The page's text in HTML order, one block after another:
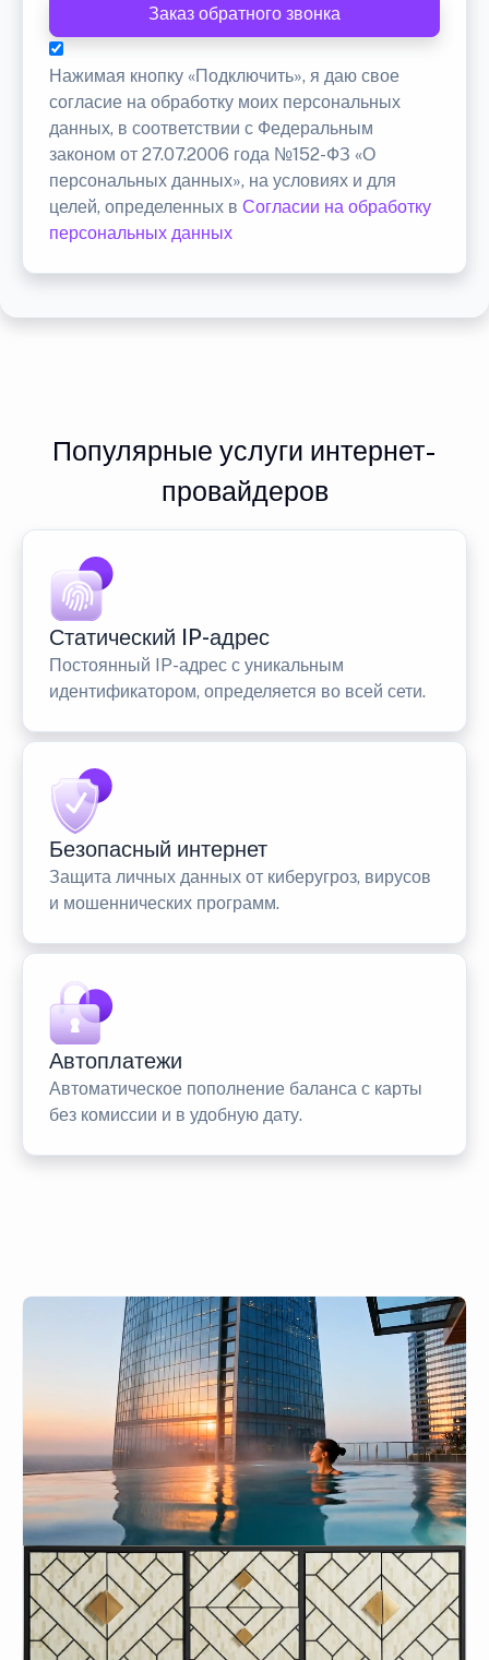
Заказ обратного звонка
Нажимая кнопку «Подключить», я даю свое
согласие на обработку моих персональных
данных, в соответствии с Федеральным
законом от 27.07.2006 года №152-ФЗ «О
персональных данных», на условиях и для
целей, определенных в Согласии на обработку
персональных данных
Популярные услуги интернет-
провайдеров
Статический IP-адрес
Постоянный IP-адрес с уникальным
идентификатором, определяется во всей сети.
Безопасный интернет
Защита личных данных от киберугроз, вирусов
и мошеннических программ.
Автоплатежи
Автоматическое пополнение баланса с карты
без комиссии и в удобную дату.